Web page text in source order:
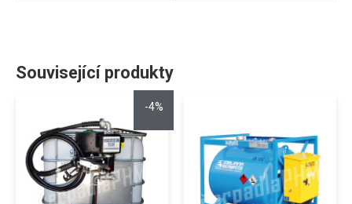
Související produkty
-4%